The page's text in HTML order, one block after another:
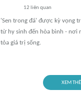
12 liên quan
'Sen trong đá' được kỳ vọng
từ hy sinh đến hòa bình - nơi
tỏa giá trị sống.
XEM